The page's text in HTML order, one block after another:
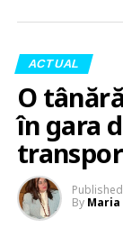
ACTUAL
O
în gara
Published
By